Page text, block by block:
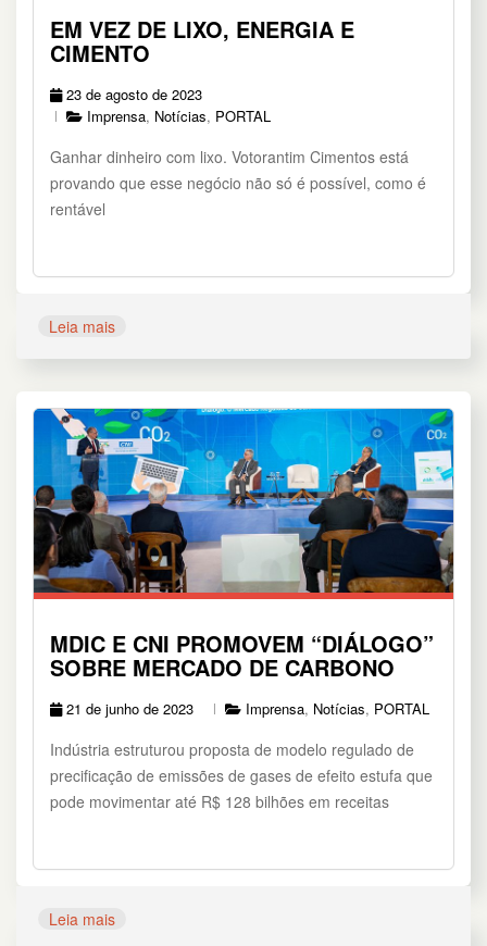
EM VEZ DE LIXO, ENERGIA E
CIMENTO
23 de agosto de 2023
Imprensa, Notícias, PORTAL
Ganhar dinheiro com lixo. Votorantim Cimentos está
provando que esse negócio não só é possível, como é
rentável
Leia mais
MDIC E CNI PROMOVEM “DIÁLOGO”
SOBRE MERCADO DE CARBONO
21 de junho de 2023 Imprensa, Notícias, PORTAL
Indústria estruturou proposta de modelo regulado de
precificação de emissões de gases de efeito estufa que
pode movimentar até R$ 128 bilhões em receitas
Leia mais